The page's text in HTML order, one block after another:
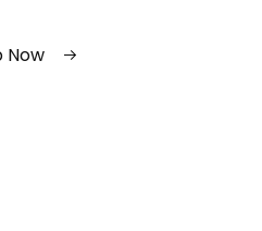
Now
Now